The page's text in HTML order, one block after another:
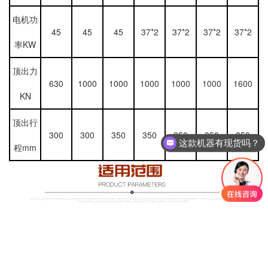
电机功
率KW
45 45 45 37*2 37*2 37*2 37*2
顶出力
KN
630 1000 1000 1000 1000 1000 1600
顶出行
程mm
300 300 350 350 350 350 350
这款机器多少钱呢？